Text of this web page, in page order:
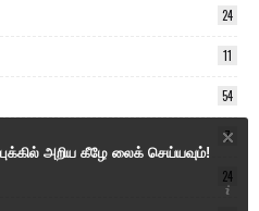
24
11
54
7
24
அறிய கீழே லைக் செய்யவும்!